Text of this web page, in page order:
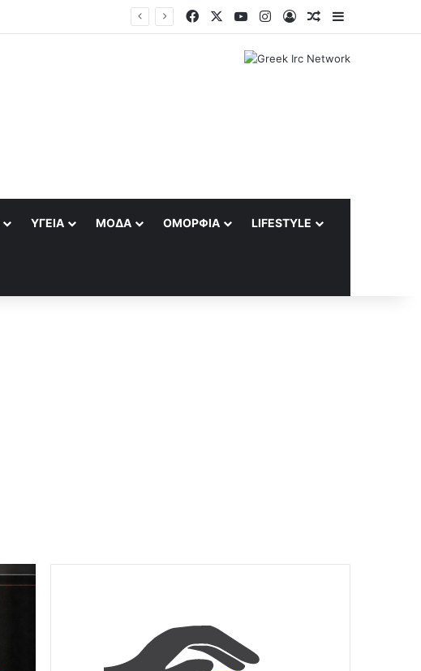
FacebookYouTubeInstagram
Log InRandom Article
Sidebar
ΥΓΕΊΑ ΜΌΔΑ ΟΜΟΡΦΙΆ LIFESTYLE